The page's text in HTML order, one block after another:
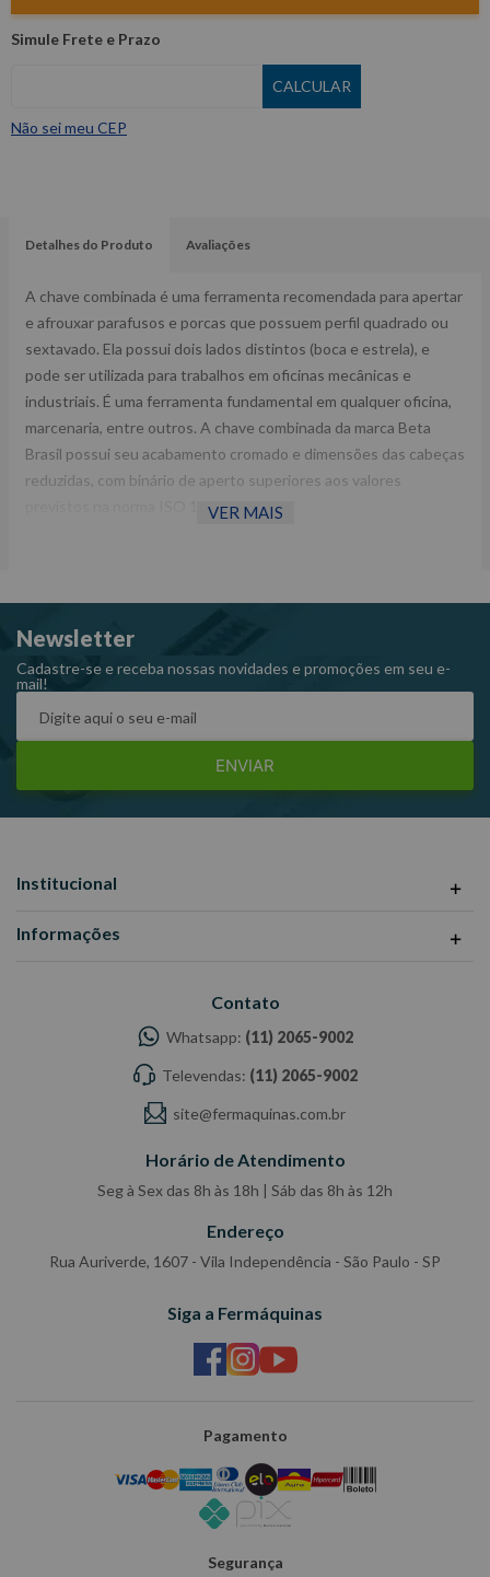
Não sei meu CEP
Detalhes do Produto Avaliações
A chave combinada é uma ferramenta recomendada para apertar
e afrouxar parafusos e porcas que possuem perfil quadrado ou
sextavado. Ela possui dois lados distintos (boca e estrela), e
pode ser utilizada para trabalhos em oficinas mecânicas e
industriais. É uma ferramenta fundamental em qualquer oficina,
marcenaria, entre outros. A chave combinada da marca Beta
Brasil possui seu acabamento cromado e dimensões das cabeças
reduzidas, com binário de aperto superiores aos valores
previstos na norma ISO 1711-1.VER MAIS
Newsletter
Cadastre-se e receba nossas novidades e promoções em seu e-
mail!
ENVIAR
Institucional
Informações
Contato
Whatsapp: (11) 2065-9002
Televendas: (11) 2065-9002
site@fermaquinas.com.br
Horário de Atendimento
Seg à Sex das 8h às 18h | Sáb das 8h às 12h
Endereço
Rua Auriverde, 1607 - Vila Independência - São Paulo - SP
Siga a Fermáquinas
Pagamento
Segurança